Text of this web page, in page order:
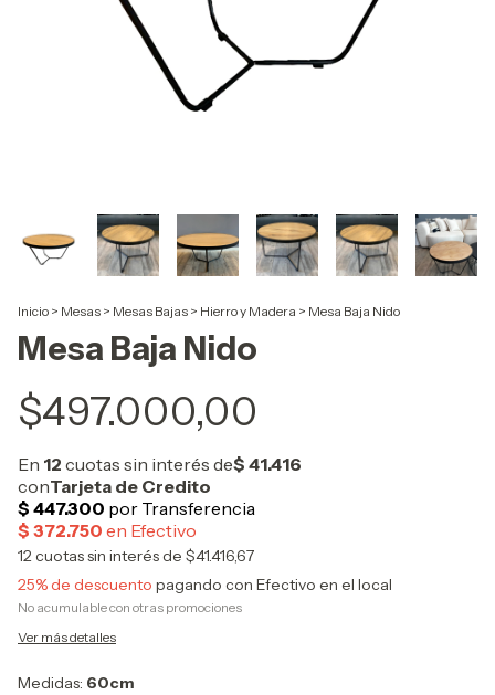
Inicio > Mesas > Mesas Bajas > Hierro y Madera > Mesa Baja Nido
Mesa Baja Nido
$497.000,00
12cuotas sin interés de $41.416,67
25% de descuento pagando con Efectivo en el local
No acumulable con otras promociones
Ver más detalles
Medidas: 60cm